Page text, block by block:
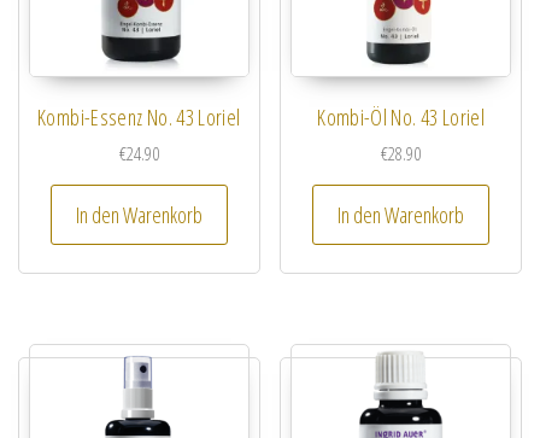
Kombi-Essenz No. 43 Loriel
€24.90
In den Warenkorb
Kombi-Öl No. 43 Loriel
€28.90
In den Warenkorb